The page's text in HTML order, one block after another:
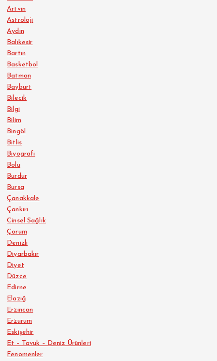
Artvin
Astroloji
Aydın
Balıkesir
Bartın
Basketbol
Batman
Bayburt
Bilecik
Bilgi
Bilim
Bingöl
Bitlis
Biyografi
Bolu
Burdur
Bursa
Çanakkale
Çankırı
Cinsel Sağlık
Çorum
Denizli
Diyarbakır
Diyet
Düzce
Edirne
Elazığ
Erzincan
Erzurum
Eskişehir
Et – Tavuk – Deniz Ürünleri
Fenomenler